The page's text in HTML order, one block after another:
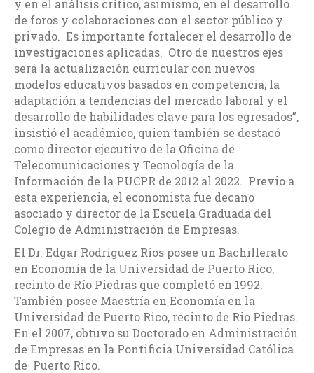
y en el análisis crítico, asimismo, en el desarrollo
de foros y colaboraciones con el sector público y
privado. Es importante fortalecer el desarrollo de
investigaciones aplicadas. Otro de nuestros ejes
será la actualización curricular con nuevos
modelos educativos basados en competencia, la
adaptación a tendencias del mercado laboral y el
desarrollo de habilidades clave para los egresados”,
insistió el académico, quien también se destacó
como director ejecutivo de la Oficina de
Telecomunicaciones y Tecnología de la
Información de la PUCPR de 2012 al 2022. Previo a
esta experiencia, el economista fue decano
asociado y director de la Escuela Graduada del
Colegio de Administración de Empresas.
El Dr. Edgar Rodríguez Ríos posee un Bachillerato
en Economía de la Universidad de Puerto Rico,
recinto de Río Piedras que completó en 1992.
También posee Maestría en Economía en la
Universidad de Puerto Rico, recinto de Rio Piedras.
En el 2007, obtuvo su Doctorado en Administración
de Empresas en la Pontificia Universidad Católica
de Puerto Rico.